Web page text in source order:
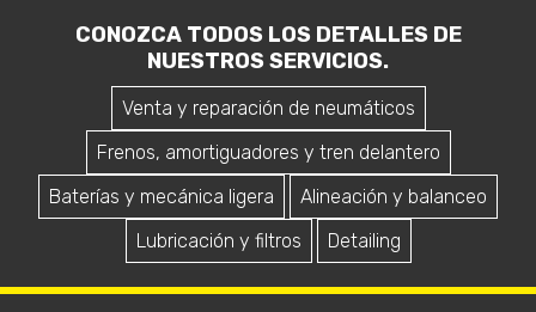
CONOZCA TODOS LOS DETALLES DE
NUESTROS SERVICIOS.
Venta y reparación de neumáticos
Frenos, amortiguadores y tren delantero
Baterías y mecánica ligera
Alineación y balanceo
Lubricación y filtros
Detailing